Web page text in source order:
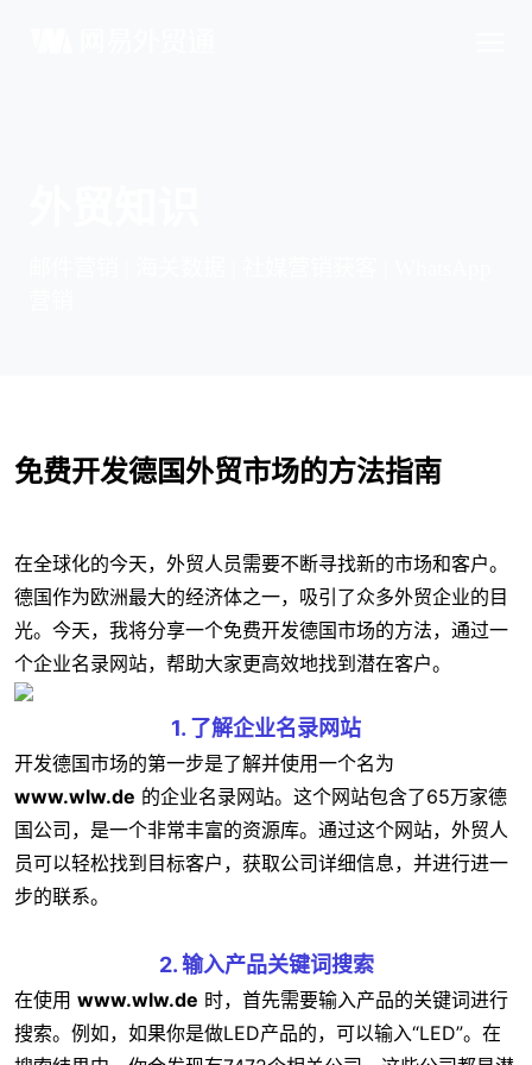
免费开发德国外贸市场的方法指南
在全球化的今天，外贸人员需要不断寻找新的市场和客户。
德国作为欧洲最大的经济体之一，吸引了众多外贸企业的目
光。今天，我将分享一个免费开发德国市场的方法，通过一
个企业名录网站，帮助大家更高效地找到潜在客户。
1. 了解企业名录网站
开发德国市场的第一步是了解并使用一个名为
www.wlw.de 的企业名录网站。这个网站包含了65万家德
国公司，是一个非常丰富的资源库。通过这个网站，外贸人
员可以轻松找到目标客户，获取公司详细信息，并进行进一
步的联系。
2. 输入产品关键词搜索
在使用 www.wlw.de 时，首先需要输入产品的关键词进行
搜索。例如，如果你是做LED产品的，可以输入“LED”。在